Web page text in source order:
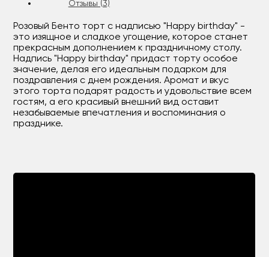
Отзывы (3)
Розовый Бенто торт с надписью "Happy birthday" -
это изящное и сладкое угощение, которое станет
прекрасным дополнением к праздничному столу.
Надпись "Happy birthday" придаст торту особое
значение, делая его идеальным подарком для
поздравления с днем рождения. Аромат и вкус
этого торта подарят радость и удовольствие всем
гостям, а его красивый внешний вид оставит
незабываемые впечатления и воспоминания о
празднике.